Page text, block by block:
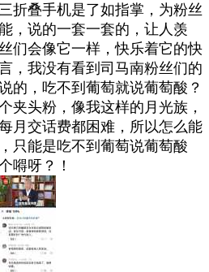
折叠手机是了如指掌，为粉丝
，说的一套一套的，让人羡
们会像它一样，快乐着它的快
，我没有看到司马南粉丝们的
的，吃不到葡萄就说葡萄酸？
夹头粉，像我这样的月光族，
月交话费都困难，所以怎么能
只能是吃不到葡萄说葡萄酸
嘚呀？！